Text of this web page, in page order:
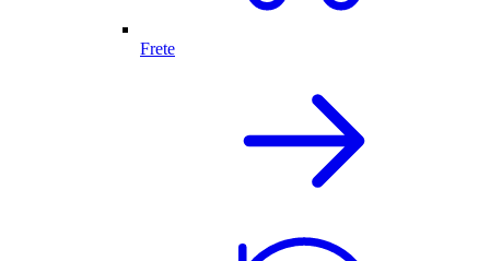
Frete